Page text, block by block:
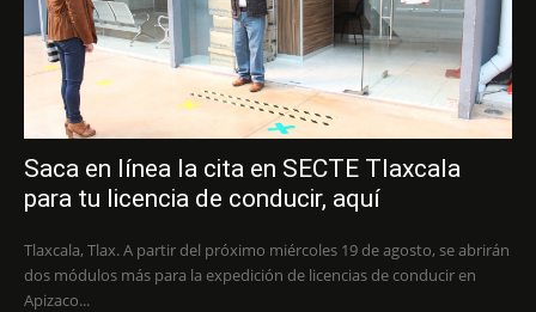
Saca en línea la cita en SECTE Tlaxcala
para tu licencia de conducir, aquí
Tlaxcala, Tlax. A partir del próximo miércoles 19 de agosto, se abrirán
dos módulos más para la expedición de licencias de conducir en
Apizaco...